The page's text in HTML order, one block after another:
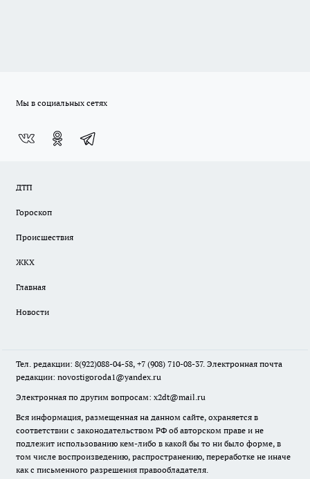
Мы в социальных сетях
ДТП
Гороскоп
Происшествия
ЖКХ
Главная
Новости
Тел. редакции: 8(922)088-04-58, +7 (908) 710-08-37. Электронная почта
редакции: novostigoroda1@yandex.ru
Электронная по другим вопросам: x2dt@mail.ru
Вся информация, размещенная на данном сайте, охраняется в
соответствии с законодательством РФ об авторском праве и не
подлежит использованию кем-либо в какой бы то ни было форме, в
том числе воспроизведению, распространению, переработке не иначе
как с письменного разрешения правообладателя.